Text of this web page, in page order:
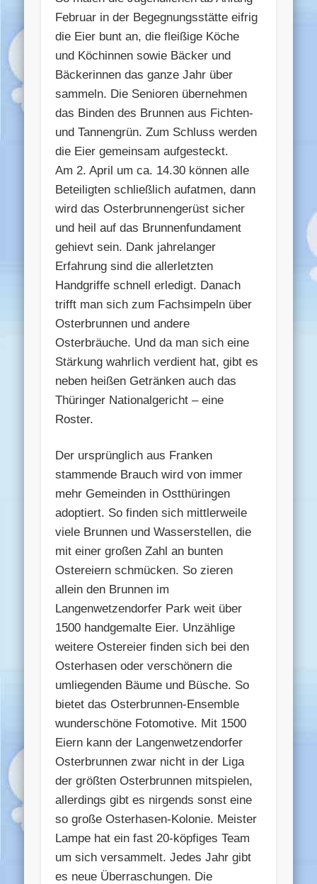
Februar in der Begegnungsstätte eifrig
die Eier bunt an, die fleißige Köche
und Köchinnen sowie Bäcker und
Bäckerinnen das ganze Jahr über
sammeln. Die Senioren übernehmen
das Binden des Brunnen aus Fichten-
und Tannengrün. Zum Schluss werden
die Eier gemeinsam aufgesteckt.
Am 2. April um ca. 14.30 können alle
Beteiligten schließlich aufatmen, dann
wird das Osterbrunnengerüst sicher
und heil auf das Brunnenfundament
gehievt sein. Dank jahrelanger
Erfahrung sind die allerletzten
Handgriffe schnell erledigt. Danach
trifft man sich zum Fachsimpeln über
Osterbrunnen und andere
Osterbräuche. Und da man sich eine
Stärkung wahrlich verdient hat, gibt es
neben heißen Getränken auch das
Thüringer Nationalgericht – eine
Roster.
Der ursprünglich aus Franken
stammende Brauch wird von immer
mehr Gemeinden in Ostthüringen
adoptiert. So finden sich mittlerweile
viele Brunnen und Wasserstellen, die
mit einer großen Zahl an bunten
Ostereiern schmücken. So zieren
allein den Brunnen im
Langenwetzendorfer Park weit über
1500 handgemalte Eier. Unzählige
weitere Ostereier finden sich bei den
Osterhasen oder verschönern die
umliegenden Bäume und Büsche. So
bietet das Osterbrunnen-Ensemble
wunderschöne Fotomotive. Mit 1500
Eiern kann der Langenwetzendorfer
Osterbrunnen zwar nicht in der Liga
der größten Osterbrunnen mitspielen,
allerdings gibt es nirgends sonst eine
so große Osterhasen-Kolonie. Meister
Lampe hat ein fast 20-köpfiges Team
um sich versammelt. Jedes Jahr gibt
es neue Überraschungen. Die